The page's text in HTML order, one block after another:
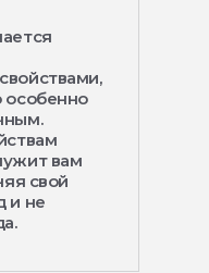
особенно
вам
свой
и не